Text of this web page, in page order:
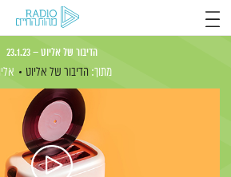
הדיבור של אליוט – 23.1.23
מתוך: הדיבור של אליוט